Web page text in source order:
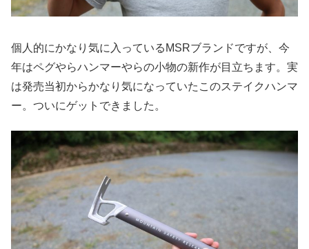
個人的にかなり気に入っているMSRブランドですが、今
年はペグやらハンマーやらの小物の新作が目立ちます。実
は発売当初からかなり気になっていたこのステイクハンマ
ー。ついにゲットできました。